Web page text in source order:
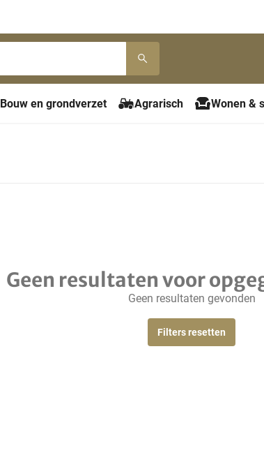
Bouw en grondverzet Agrarisch Wonen &
Geen resultaten voor
Geen resultaten gevonden
Filters resetten